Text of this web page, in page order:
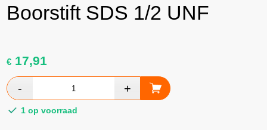
Boorstift SDS 1/2 UNF
€ 17,91
1 op voorraad